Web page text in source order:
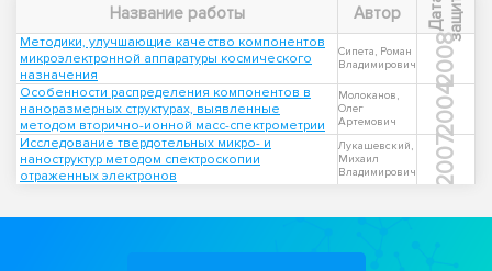
Название работы Автор Д
а
т
а
з
а
щ
и
т ы
Методики, улучшающие качество компонентов
микроэлектронной аппаратуры космического
назначения
Сипета, Роман
Владимирович
2008
Особенности распределения компонентов в
наноразмерных структурах, выявленные
методом вторично-ионной масс-спектрометрии
Молоканов,
Олег
Артемович
2004
Исследование твердотельных микро- и
наноструктур методом спектроскопии
отраженных электронов
Лукашевский,
Михаил
Владимирович
2007